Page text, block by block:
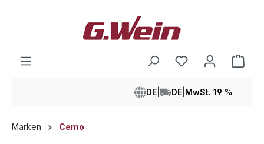
DE DE MwSt. 19 %
Marken Cemo